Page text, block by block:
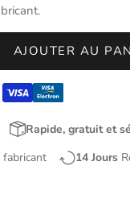
AJOUTER AU
Rapide, gratuit et
14 Jours